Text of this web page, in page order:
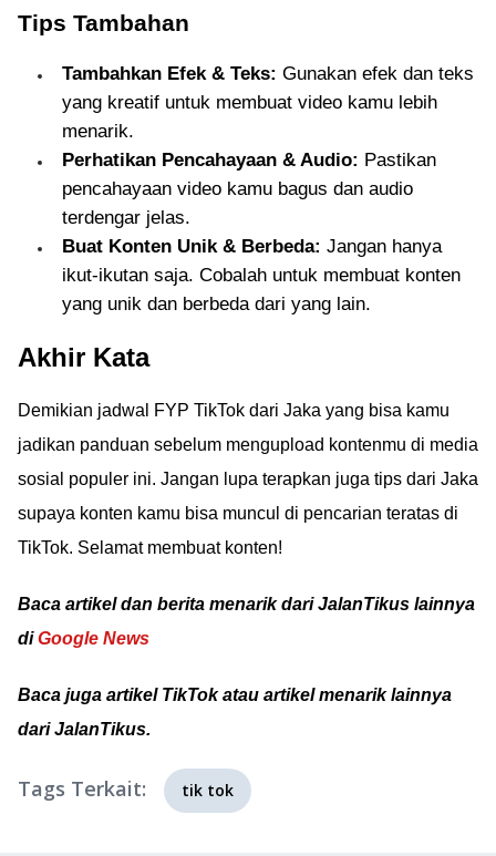
Tips Tambahan
Tambahkan Efek & Teks: Gunakan efek dan teks
yang kreatif untuk membuat video kamu lebih
menarik.
Perhatikan Pencahayaan & Audio: Pastikan
pencahayaan video kamu bagus dan audio
terdengar jelas.
Buat Konten Unik & Berbeda: Jangan hanya
ikut-ikutan saja. Cobalah untuk membuat konten
yang unik dan berbeda dari yang lain.
Akhir Kata
Demikian jadwal FYP TikTok dari Jaka yang bisa kamu
jadikan panduan sebelum mengupload kontenmu di media
sosial populer ini. Jangan lupa terapkan juga tips dari Jaka
supaya konten kamu bisa muncul di pencarian teratas di
TikTok. Selamat membuat konten!
Baca artikel dan berita menarik dari JalanTikus lainnya
diGoogle News
Baca juga artikel TikTok atau artikel menarik lainnya
dari JalanTikus.
Tags Terkait: tik tok